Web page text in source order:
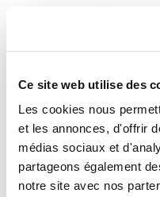
Ce site web utilise des
Les cookies nous
et les annonces, d'offrir
médias sociaux et
partageons également
notre site avec nos
ELA